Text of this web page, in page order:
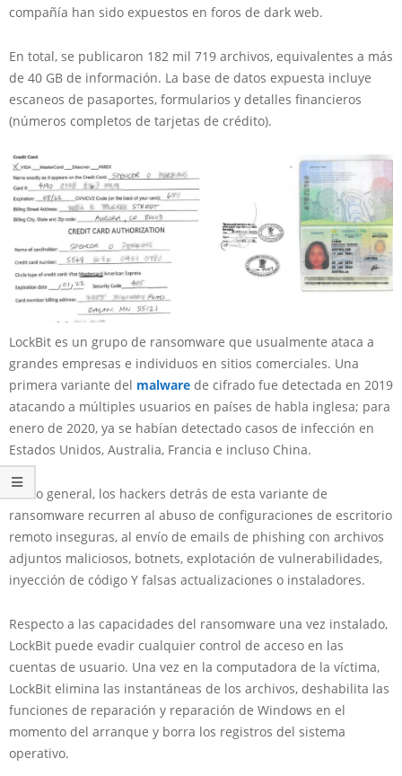
compañía han sido expuestos en foros de dark web.
En total, se publicaron 182 mil 719 archivos, equivalentes a más
de 40 GB de información. La base de datos expuesta incluye
escaneos de pasaportes, formularios y detalles financieros
(números completos de tarjetas de crédito).
LockBit es un grupo de ransomware que usualmente ataca a
grandes empresas e individuos en sitios comerciales. Una
primera variante del malware de cifrado fue detectada en 2019
atacando a múltiples usuarios en países de habla inglesa; para
enero de 2020, ya se habían detectado casos de infección en
Estados Unidos, Australia, Francia e incluso China.
Por lo general, los hackers detrás de esta variante de
ransomware recurren al abuso de configuraciones de escritorio
remoto inseguras, al envío de emails de phishing con archivos
adjuntos maliciosos, botnets, explotación de vulnerabilidades,
inyección de código Y falsas actualizaciones o instaladores.
Respecto a las capacidades del ransomware una vez instalado,
LockBit puede evadir cualquier control de acceso en las
cuentas de usuario. Una vez en la computadora de la víctima,
LockBit elimina las instantáneas de los archivos, deshabilita las
funciones de reparación y reparación de Windows en el
momento del arranque y borra los registros del sistema
operativo.